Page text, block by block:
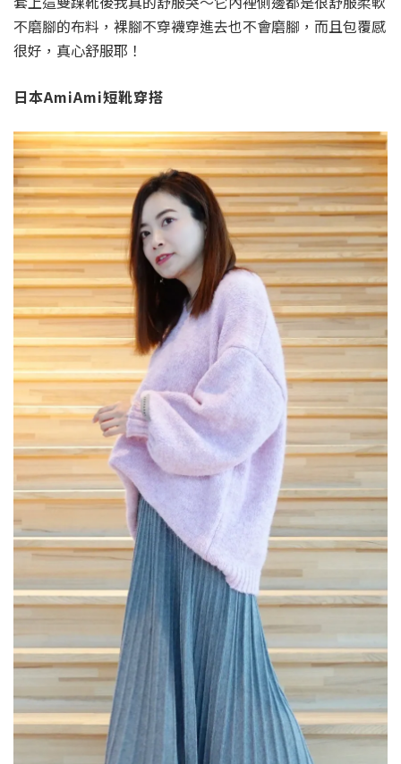
不磨腳的布料，裸腳不穿襪穿進去也不會磨腳，而且包覆感
很好，真心舒服耶！
日本AmiAmi短靴穿搭